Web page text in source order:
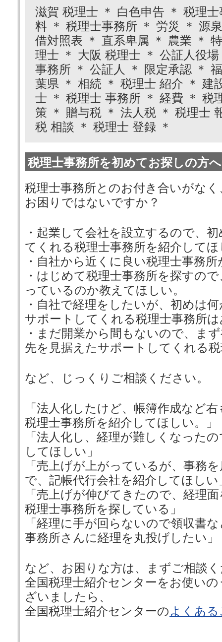
滋賀 税理士 ＊ 白色申告 ＊ 税理
料 ＊ 税理士事務所 ＊ 労災 ＊ 源
借対照表 ＊ 直系卑属 ＊ 農業 ＊
理士 ＊ 大阪 税理士 ＊ 公証人役
事務所 ＊ 公証人 ＊ 限定承認 ＊
葉県 ＊ 相続 ＊ 税理士 紹介 ＊ 建
士 ＊ 税理士 事務所 ＊ 経費 ＊ 税
策 ＊ 贈与税 ＊ 法人税 ＊ 税理士
税 相談 ＊ 税理士 登録 ＊
税理士事務所を初めてお探しの方へ
税理士事務所とのお付き合いがな
お困りではないですか？
・起業して会社を設立するので、
てくれる税理士事務所を紹介して
・自社から近くに良い税理士事務
・はじめて税理士事務所を探すの
っているのか教えてほしい。
・自社で経理をしたいが、初めは
サポートしてくれる税理士事務所
・まだ開業から間もないので、ま
先を見据えたサポートしてくれる
など、じっくりご相談ください。
「法人化したけど、帳簿作成など
税理士事務所を紹介してほしい。」
「法人化し、経理が難しくなった
してほしい」
「売上げが上がっているが、事務
で、記帳代行会社を紹介してほしい
「売上げが伸びてきたので、経理
税理士事務所を探している」
「経理に手が回らないので領収書
事務所さんに経理を丸投げしたい」
など、お困りな方は、まずご相談
全国税理士紹介センターをお使い
ざいましたら、
全国税理士紹介センターのよくあ